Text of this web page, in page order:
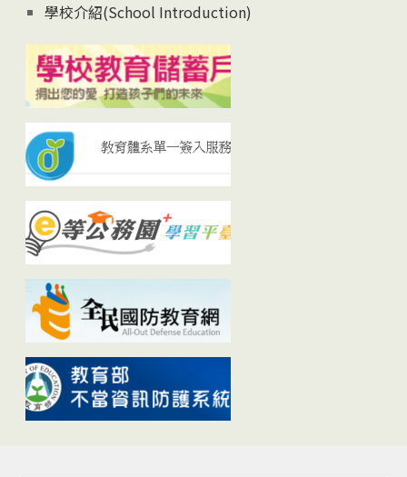
學校介紹(School Introduction)